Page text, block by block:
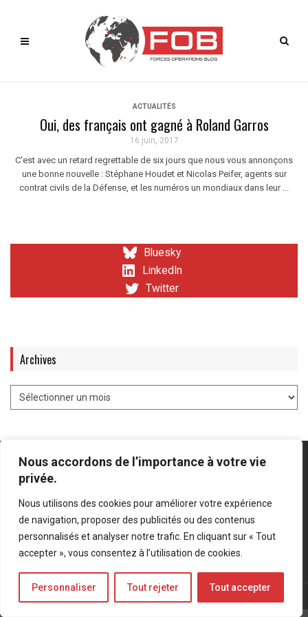
Nous accordons de l’importance à votre vie
privée.
Nous utilisons des cookies pour améliorer votre expérience
de navigation, proposer des publicités ou des contenus
personnalisés et analyser notre trafic. En cliquant sur « Tout
accepter », vous consentez à l’utilisation de cookies.
Personnaliser Tout rejeter Tout accepter
ACTUALITÉS
Oui, des français ont gagné à Roland Garros
16 juin, 2017
C'est avec un retard regrettable de six jours que nous vous annonçons
une bonne nouvelle : Stéphane Houdet et Nicolas Peifer, agents sur
contrat civils de la Défense, et les numéros un mondiaux dans leur ...
Bluesky
LinkedIn
Twitter
Archives
Mentions légales-Politique de confidentialité
Bluesky
LinkedIn
Twitter
© Forces Operations Blog - 2022